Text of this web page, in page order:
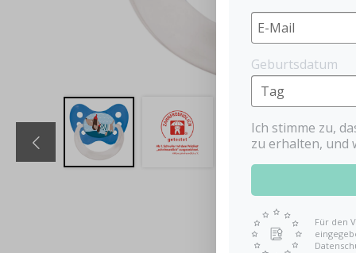
Geburtsdatum
Ich stimme zu,
zu erhalten, und
Für den